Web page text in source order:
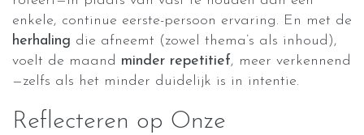
enkele, continue eerste-persoon ervaring. En met de
herhaling die afneemt (zowel thema’s als inhoud),
voelt de maand minder repetitief, meer verkennend
—zelfs als het minder duidelijk is in intentie.
Reflecteren op Onze